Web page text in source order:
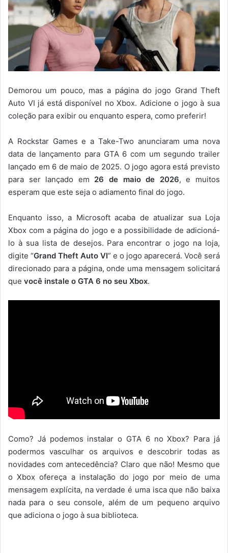
Demorou um pouco, mas a página do jogo Grand Theft
Auto VI já está disponível no Xbox. Adicione o jogo à sua
coleção para exibir ou enquanto espera, como preferir!
A Rockstar Games e a Take-Two anunciaram uma nova
data de lançamento para GTA 6 com um segundo trailer
lançado em 6 de maio de 2025. O jogo agora está previsto
para ser lançado em 26 de maio de 2026, e muitos
esperam que este seja o adiamento final do jogo.
Enquanto isso, a Microsoft acaba de atualizar sua Loja
Xbox com a página do jogo e a possibilidade de adicioná-
lo à sua lista de desejos. Para encontrar o jogo na loja,
digite “Grand Theft Auto VI” e o jogo aparecerá. Você será
direcionado para a página, onde uma mensagem solicitará
que você instale o GTA 6 no seu Xbox.
Como? Já podemos instalar o GTA 6 no Xbox? Para já
podermos vasculhar os arquivos e descobrir todas as
novidades com antecedência? Claro que não! Mesmo que
o Xbox ofereça a instalação do jogo por meio de uma
mensagem explícita, na verdade é uma isca que não baixa
nada para o seu console, além de um pequeno arquivo
que adiciona o jogo à sua biblioteca.